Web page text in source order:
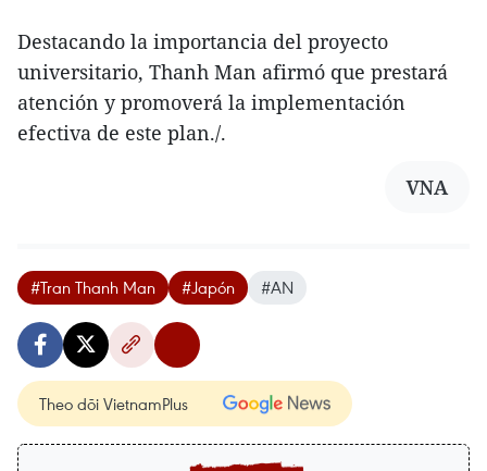
Destacando la importancia del proyecto
universitario, Thanh Man afirmó que prestará
atención y promoverá la implementación
efectiva de este plan./.
VNA
#Tran Thanh Man #Japón #AN
Theo dõi VietnamPlus